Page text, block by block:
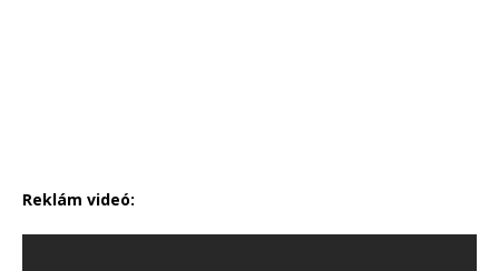
Reklám videó: